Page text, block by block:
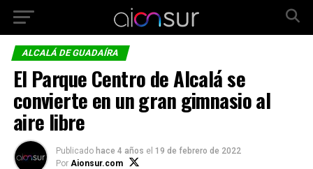
ALCALÁ DE GUADAÍRA
El Parque Centro de Alcalá se
convierte en un gran gimnasio al
aire libre
Publicado hace 4 años el 19 de febrero de 2022
Por Aionsur.com